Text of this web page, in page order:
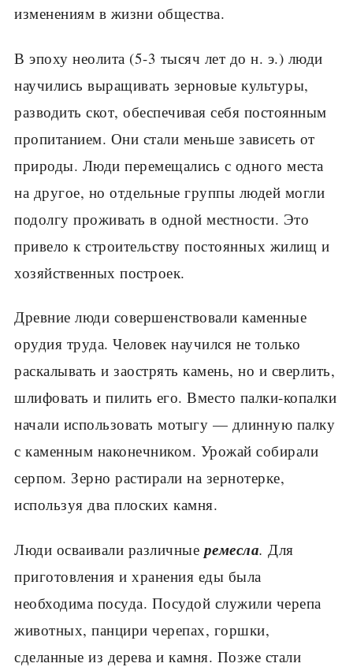
изменениям в жизни общества.
В эпоху неолита (5-3 тысяч лет до н. э.) люди
научились выращивать зер­новые культуры,
разводить скот, обеспечивая себя постоянным
пропитанием. Они стали меньше зависеть от
природы. Люди перемещались с одного места
на другое, но отдельные группы людей могли
подолгу проживать в одной местности. Это
привело к строительству постоянных жилищ и
хозяйственных построек.
Древние люди совершенствовали каменные
орудия труда. Человек научился не только
раскалывать и заострять камень, но и сверлить,
шли­фовать и пилить его. Вместо палки-копалки
начали использовать мотыгу — длинную палку
с каменным наконечником. Урожай собирали
серпом. Зерно растирали на зернотерке,
используя два плоских камня.
Люди осваивали различные ремесла. Для
приготовления и хранения еды была
необходима посуда. Посудой служили черепа
животных, панци­ри черепах, горшки,
сделанные из дерева и камня. Позже стали